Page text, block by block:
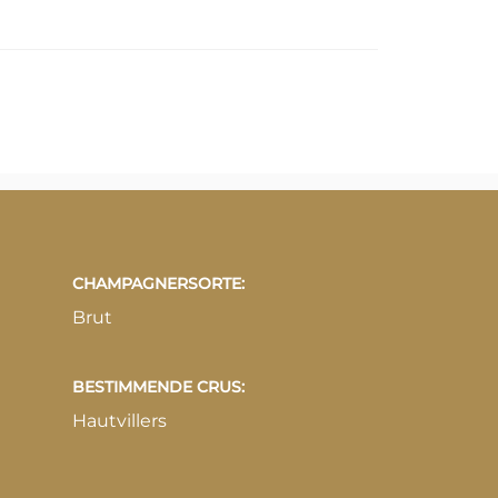
CHAMPAGNERSORTE:
Brut
BESTIMMENDE CRUS:
Hautvillers